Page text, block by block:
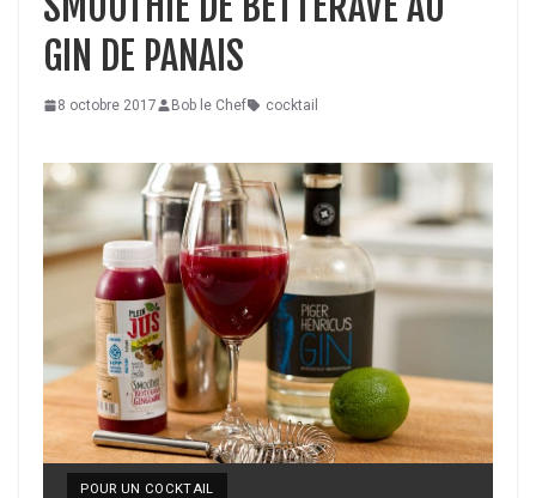
GIN DE PANAIS
8 octobre 2017 Bob le Chef cocktail
YIELD:
POUR UN COCKTAIL